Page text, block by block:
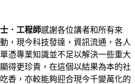
．工程師感謝各位講者和所有來
，現今科技發達，資訊流通，各人
憑專業知識並不足以解決一些重大
得更珍貴，在這個以結果為本的社
香，亦較能夠迎合現今千變萬化的